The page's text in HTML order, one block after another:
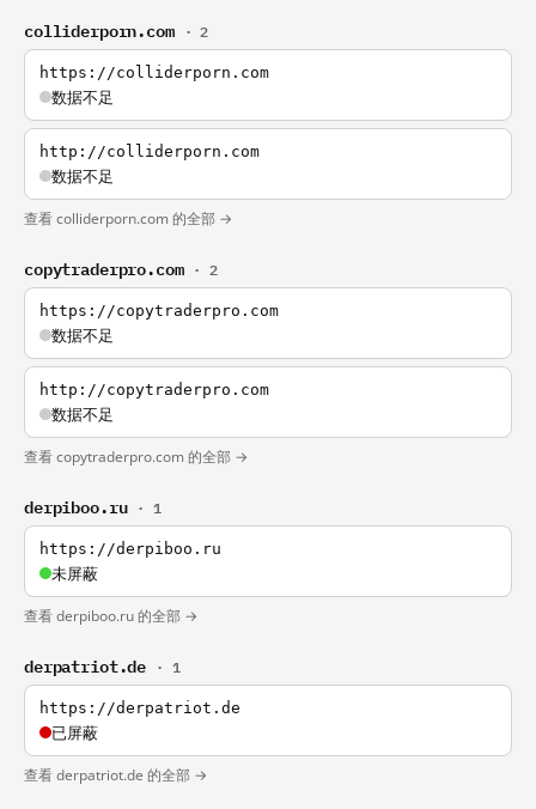
colliderporn.com · 2
https://colliderporn.com
数据不足
http://colliderporn.com
数据不足
查看 colliderporn.com 的全部 →
copytraderpro.com · 2
https://copytraderpro.com
数据不足
http://copytraderpro.com
数据不足
查看 copytraderpro.com 的全部 →
derpiboo.ru · 1
https://derpiboo.ru
未屏蔽
查看 derpiboo.ru 的全部 →
derpatriot.de · 1
https://derpatriot.de
已屏蔽
查看 derpatriot.de 的全部 →